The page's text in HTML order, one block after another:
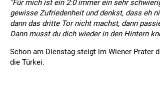
"Für mich ist ein 2:0 immer ein sehr
gewisse Zufriedenheit und denkst, dass eh
dann das dritte Tor nicht machst, dann
Dann musst du dich wieder in den Hintern
Schon am Dienstag steigt im Wiener Prater
die Türkei.